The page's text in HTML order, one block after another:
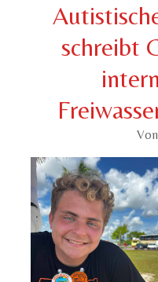
schreibt
Von